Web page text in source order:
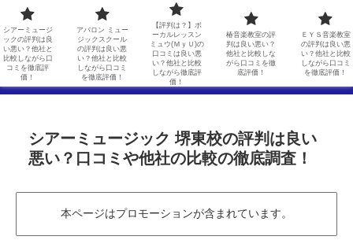
アバロン ミュージックスクールの評判は良い悪い？他社と比較しながら口コミを徹底評価！
【評判は？】ボーカルレッスンミュウ(ＭｙＵ)の口コミは良い悪い？他社と比較しながら徹底評価！ 椿音楽教室の評判は良い悪い？他社と比較しながら口コミを徹底評価！
ＥＹＳ音楽教室の評判は良い悪い？他社と比較しながら口コミを徹底評価！
シアーミュージック 堺東校の評判は良い
悪い？口コミや他社の比較の徹底調査！
本ページはプロモーションが含まれています。
シアーミュージ
ックの評判は良
い悪い？他社と
比較しながら口
コミを徹底評
価！
アバロン ミュー
ジックスクール
の評判は良い悪
い？他社と比較
しながら口コミ
を徹底評価！
【評判は？】ボ
ーカルレッスン
ミュウ(ＭｙＵ)の
口コミは良い悪
い？他社と比較
しながら徹底評
価！
椿音楽教室の評
判は良い悪い？
他社と比較しな
がら口コミを徹
底評価！
ＥＹＳ音楽教室
の評判は良い悪
い？他社と比較
しながら口コミ
を徹底評価！